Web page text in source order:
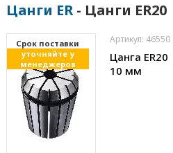
Цанги ER- Цанги ER20
Cрок поставки
уточняйте у
менеджеров
Артикул: 46550
Цанга ER20
10 мм